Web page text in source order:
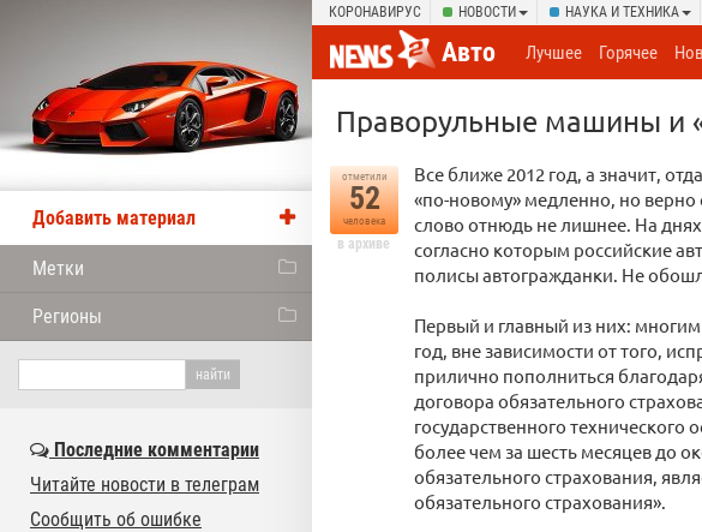
КОРОНАВИРУС НОВОСТИ НАУКА И ТЕХНИКА
Авто Лучшее Горячее
Праворульные машины и
отметили
52
человека
в архиве
Все ближе 2012 год, а значит,
«по-новому» медленно, но верно
слово отнюдь не лишнее. На
согласно которым российские
полисы автогражданки. Не
Первый и главный из них:
год, вне зависимости от того,
прилично пополниться
договора обязательного
государственного технического
более чем за шесть месяцев до
обязательного страхования,
обязательного страхования».
Добавить материал
Метки
Регионы
Последние комментарии
Читайте новости в телеграм
Сообщить об ошибке